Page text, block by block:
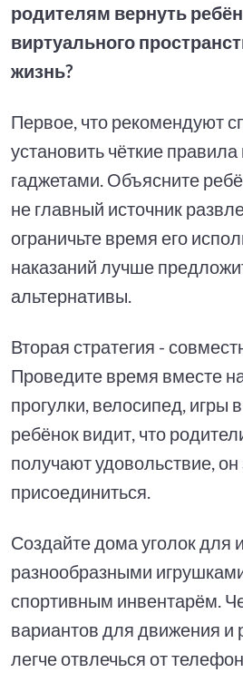
родителям вернуть
виртуального
жизнь?
Первое, что рекомендуют
установить чёткие
гаджетами. Объясните
не главный источник
ограничьте время его
наказаний лучше
альтернативы.
Вторая стратегия -
Проведите время вместе
прогулки, велосипед, игры
ребёнок видит, что
получают удовольствие, он
присоединиться.
Создайте дома уголок для
разнообразными
спортивным инвентарём.
вариантов для движения и
легче отвлечься от